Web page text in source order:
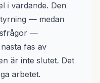
i vardande. Den
— medan
—
fas av
är inte slutet. Det
arbetet.